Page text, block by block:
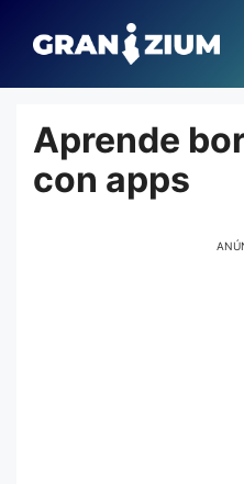
para
conteúdo
Aprende
con apps